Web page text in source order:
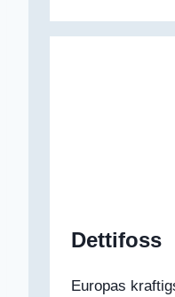
Dettifoss
Europas